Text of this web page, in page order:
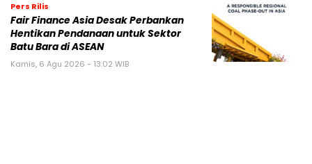
Pers Rilis
Fair Finance Asia Desak Perbankan
Hentikan Pendanaan untuk Sektor
Batu Bara di ASEAN
Kamis, 6 Agu 2026 - 13:02 WIB